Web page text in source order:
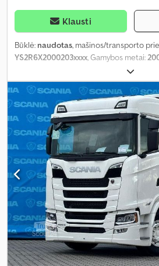
Klausti
Būklė: naudotas, mašinos/transporto
YS2R6X2000203xxxx, Gamybos metai: